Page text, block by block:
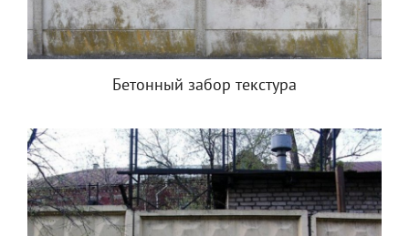
Бетонный забор текстура